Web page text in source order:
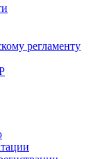
регламенту